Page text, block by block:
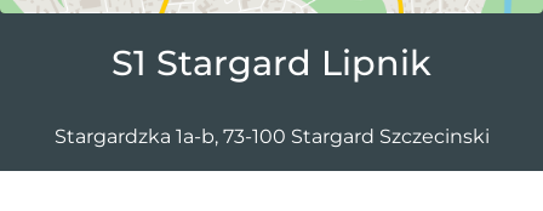
S1 Stargard Lipnik
Stargardzka 1a-b, 73-100 Stargard Szczecinski